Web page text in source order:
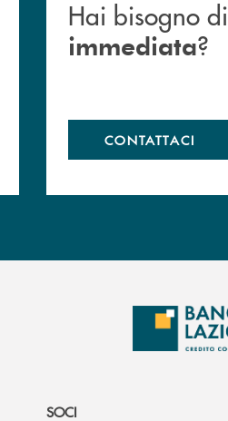
Hai bisogno di
immediata?
CONTATTACI
SOCI